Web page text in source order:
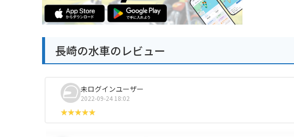
長崎の水車のレビュー
未ログインユーザー
2022-09-24 18:02